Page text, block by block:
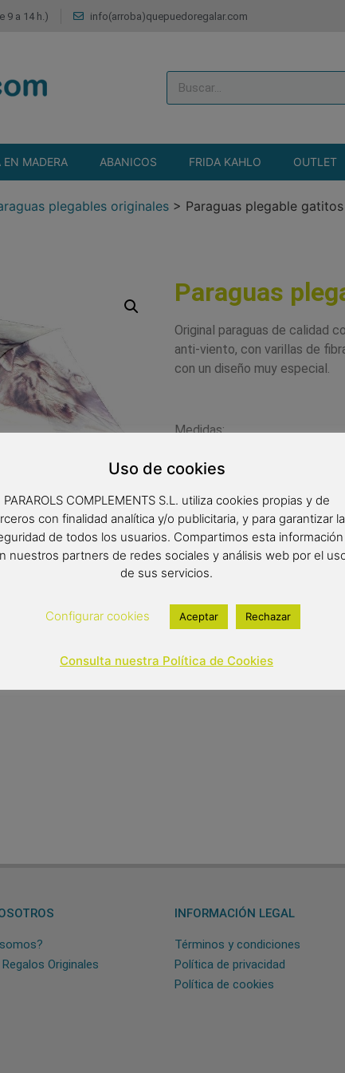
9 a 14 h.) info(arroba)quepuedoregalar.com
EN MADERA ABANICOS FRIDA KAHLO OUTLET
plegables originales > Paraguas plegable
Paraguas
Original paraguas de calidad
anti-viento, con varillas de
con un diseño muy especial.
Medidas:
Radio: 53 cm.
Cerrado: 23 cm.
11,00€
Out of stock
Originales
INFORMACIÓN LEGAL
Términos y condiciones
Política de privacidad
Política de cookies
Uso de cookies
PARAROLS COMPLEMENTS S.L. utiliza cookies propias y de
con finalidad analítica y/o publicitaria, y para garantizar la
de todos los usuarios. Compartimos esta información
nuestros partners de redes sociales y análisis web por el
de sus servicios.
Configurar cookies Aceptar Rechazar
Consulta nuestra Política de Cookies